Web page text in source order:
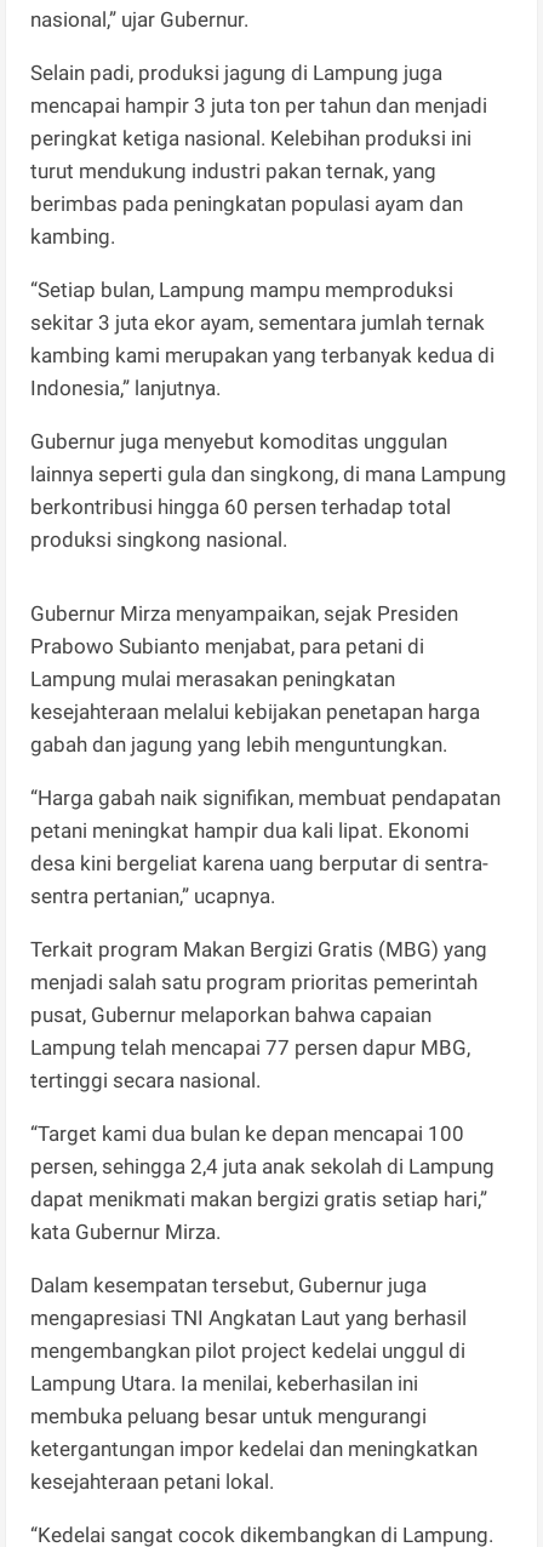
nasional,” ujar Gubernur.
Selain padi, produksi jagung di Lampung juga
mencapai hampir 3 juta ton per tahun dan menjadi
peringkat ketiga nasional. Kelebihan produksi ini
turut mendukung industri pakan ternak, yang
berimbas pada peningkatan populasi ayam dan
kambing.
“Setiap bulan, Lampung mampu memproduksi
sekitar 3 juta ekor ayam, sementara jumlah ternak
kambing kami merupakan yang terbanyak kedua di
Indonesia,” lanjutnya.
Gubernur juga menyebut komoditas unggulan
lainnya seperti gula dan singkong, di mana Lampung
berkontribusi hingga 60 persen terhadap total
produksi singkong nasional.
Gubernur Mirza menyampaikan, sejak Presiden
Prabowo Subianto menjabat, para petani di
Lampung mulai merasakan peningkatan
kesejahteraan melalui kebijakan penetapan harga
gabah dan jagung yang lebih menguntungkan.
“Harga gabah naik signifikan, membuat pendapatan
petani meningkat hampir dua kali lipat. Ekonomi
desa kini bergeliat karena uang berputar di sentra-
sentra pertanian,” ucapnya.
Terkait program Makan Bergizi Gratis (MBG) yang
menjadi salah satu program prioritas pemerintah
pusat, Gubernur melaporkan bahwa capaian
Lampung telah mencapai 77 persen dapur MBG,
tertinggi secara nasional.
“Target kami dua bulan ke depan mencapai 100
persen, sehingga 2,4 juta anak sekolah di Lampung
dapat menikmati makan bergizi gratis setiap hari,”
kata Gubernur Mirza.
Dalam kesempatan tersebut, Gubernur juga
mengapresiasi TNI Angkatan Laut yang berhasil
mengembangkan pilot project kedelai unggul di
Lampung Utara. Ia menilai, keberhasilan ini
membuka peluang besar untuk mengurangi
ketergantungan impor kedelai dan meningkatkan
kesejahteraan petani lokal.
“Kedelai sangat cocok dikembangkan di Lampung.